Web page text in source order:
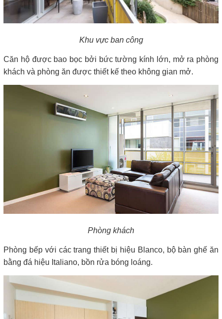
Khu vực ban công
Căn hộ được bao bọc bởi bức tường kính lớn, mở ra phòng
khách và phòng ăn được thiết kế theo không gian mở.
Phòng khách
Phòng bếp với các trang thiết bị hiệu Blanco, bộ bàn ghế ăn
bằng đá hiệu Italiano, bồn rửa bóng loáng.